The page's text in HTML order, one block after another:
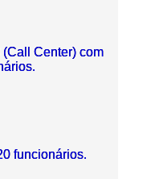
Center) com
funcionários.